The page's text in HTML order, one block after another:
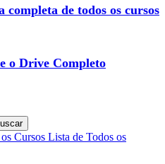
completa de todos os cursos
o Drive Completo
Cursos Lista de Todos os